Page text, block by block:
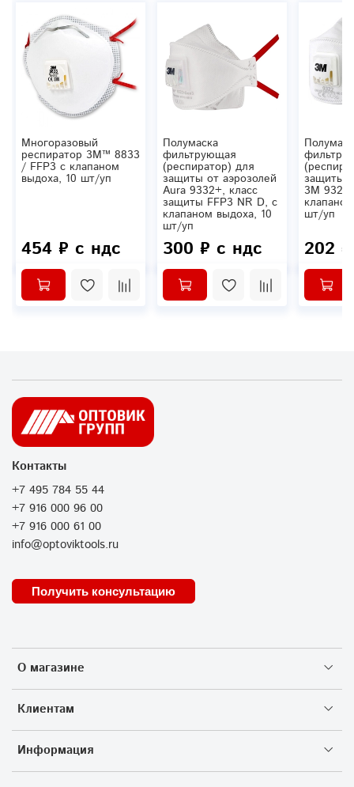
Многоразовый
респиратор 3М™ 8833
/ FFP3 с клапаном
выдоха, 10 шт/уп
454 ₽ с ндс
Полумаска
фильтрующая
(респиратор) для
защиты от аэрозолей
Aura 9332+, класс
защиты FFP3 NR D, с
клапаном выдоха, 10
шт/уп
300 ₽ с ндс
защиты
3M
шт/уп
202
О магазине
Клиентам
Информация
Контакты
+7 495 784 55 44
+7 916 000 96 00
+7 916 000 61 00
info@optoviktools.ru
Получить консультацию